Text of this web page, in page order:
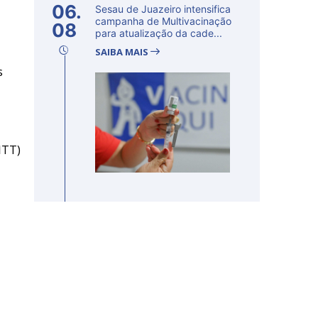
06.
08
Sesau de Juazeiro intensifica
campanha de Multivacinação
para atualização da cade...
SAIBA MAIS